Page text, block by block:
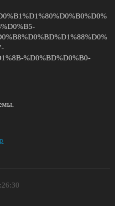
%D0%BD%D0%B0-